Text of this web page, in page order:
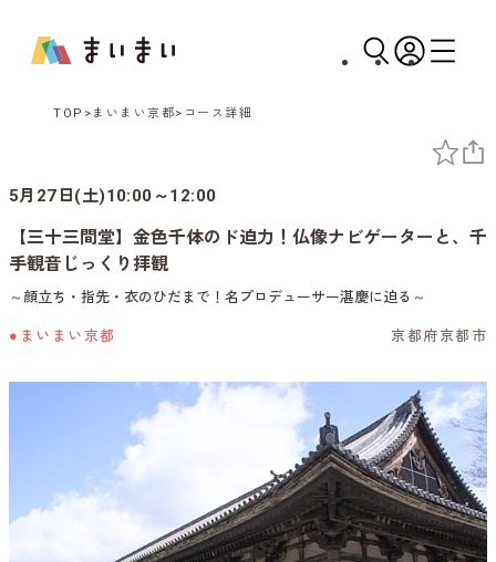
TOP まいまい京都 コース詳細
5月27日(土)10:00～12:00
【三十三間堂】金色千体のド迫力！仏像ナビゲーターと、千
手観音じっくり拝観
～顔立ち・指先・衣のひだまで！名プロデューサー湛慶に迫る～
●まいまい京都 京都府京都市